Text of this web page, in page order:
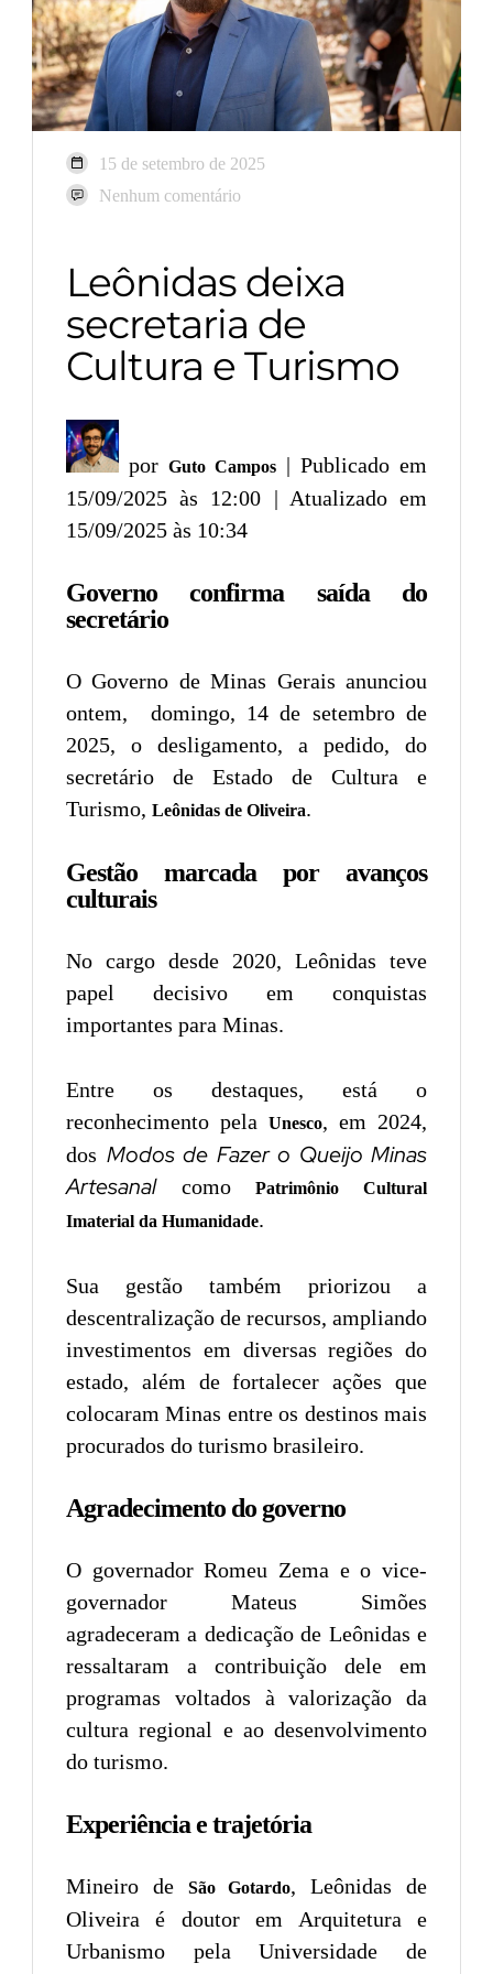
15 de setembro de 2025
Nenhum comentário
Leônidas deixa
secretaria de
Cultura e Turismo
por Guto Campos | Publicado em
15/09/2025 às 12:00 | Atualizado em
15/09/2025 às 10:34
Governo confirma saída do
secretário
O Governo de Minas Gerais anunciou
ontem, domingo, 14 de setembro de
2025, o desligamento, a pedido, do
secretário de Estado de Cultura e
Turismo, Leônidas de Oliveira.
Gestão marcada por avanços
culturais
No cargo desde 2020, Leônidas teve
papel decisivo em conquistas
importantes para Minas.
Entre os destaques, está o
reconhecimento pela
Unesco, em 2024,
dos Modos de Fazer o Queijo Minas
ArtesanalcomoPatrimônio Cultural
Imaterial da Humanidade.
Sua gestão também priorizou a
descentralização de recursos, ampliando
investimentos em diversas regiões do
estado, além de fortalecer ações que
colocaram Minas entre os destinos mais
procurados do turismo brasileiro.
Agradecimento do governo
O governador Romeu Zema e o vice-
governador Mateus Simões
agradeceram a dedicação de Leônidas e
ressaltaram a contribuição dele em
programas voltados à valorização da
cultura regional e ao desenvolvimento
do turismo.
Experiência e trajetória
Mineiro de São Gotardo, Leônidas de
Oliveira é doutor em Arquitetura e
Urbanismo pela Universidade de